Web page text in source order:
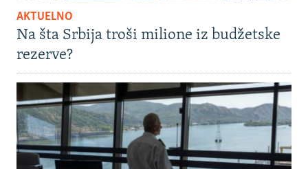
AKTUELNO
Na šta Srbija troši milione iz budžetske
rezerve?